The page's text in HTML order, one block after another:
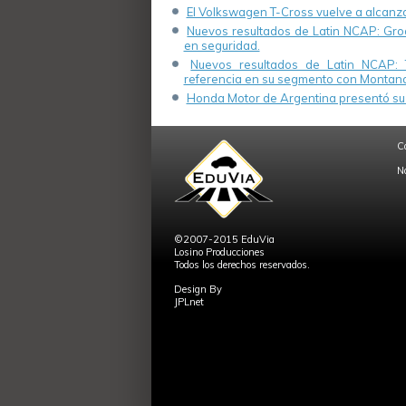
El Volkswagen T-Cross vuelve a
Nuevos resultados de Latin NCAP:
en seguridad.
Nuevos resultados de Latin
referencia en su segmento con
Honda Motor de Argentina presentó
©2007-2015 EduVia
Losino Producciones
Todos los derechos reservados.
Design By
JPLnet